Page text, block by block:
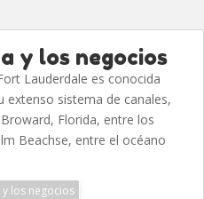
y los negocios
Lauderdale es conocida
extenso sistema de canales,
Florida, entre los
Beachse, entre el océano
los negocios